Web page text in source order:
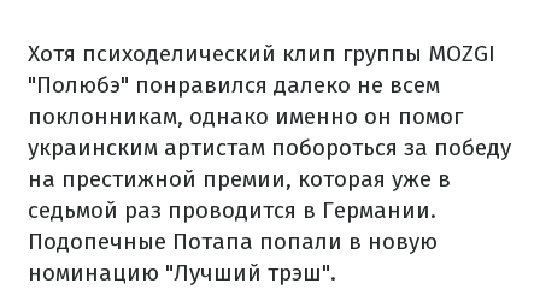
Хотя психоделический клип группы MOZGI
"Полюбэ" понравился далеко не всем
поклонникам, однако именно он помог
украинским артистам побороться за победу
на престижной премии, которая уже в
седьмой раз проводится в Германии.
Подопечные Потапа попали в новую
номинацию "Лучший трэш".